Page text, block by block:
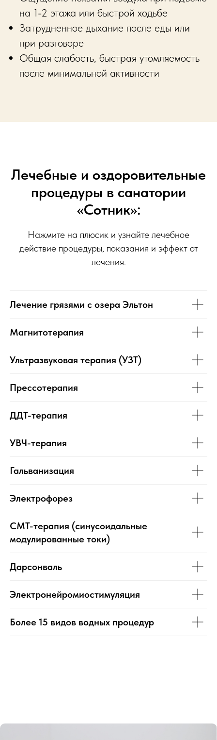
на 1-2 этажа или быстрой ходьбе
Затрудненное дыхание после еды или
при разговоре
Общая слабость, быстрая утомляемость
после минимальной активности
Лечебные и оздоровительные
процедуры в санатории
«Сотник»:
Нажмите на плюсик и узнайте лечебное
действие процедуры, показания и эффект от
лечения.
Лечение грязями с озера Эльтон
Магнитотерапия
Ультразвуковая терапия (УЗТ)
Прессотерапия
ДДТ-терапия
УВЧ-терапия
Гальванизация
Электрофорез
СМТ-терапия (синусоидальные
модулированные токи)
Дарсонваль
Электронейромиостимуляция
Более 15 видов водных процедур